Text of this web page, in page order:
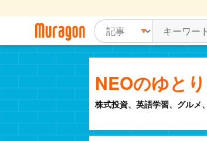
NEOのゆと
株式投資、英語学習、グルメ